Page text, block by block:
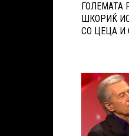
ГОЛЕМАТА
ШКОРИЌ
СО ЦЕЦА И